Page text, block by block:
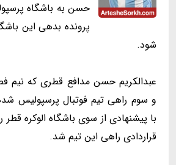
حسن به باشگاه
پرونده بدهی این
شود.
عبدالکریم حسن مدافع قطری که
و سوم راهی تیم فوتبال پرسپولیس
با پیشنهادی از سوی باشگاه الوکره
قراردادی راهی این تیم شد.